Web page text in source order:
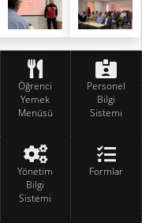
Öğrenci
Yemek
Menüsü
Personel
Bilgi
Sistemi
Yönetim
Bilgi
Sistemi
Formlar